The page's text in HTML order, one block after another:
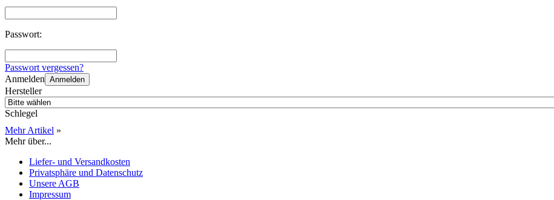
Passwort:
Passwort vergessen?
Anmelden Anmelden
Hersteller
Schlegel
Mehr Artikel »
Mehr über...
Liefer- und Versandkosten
Privatsphäre und Datenschutz
Unsere AGB
Impressum